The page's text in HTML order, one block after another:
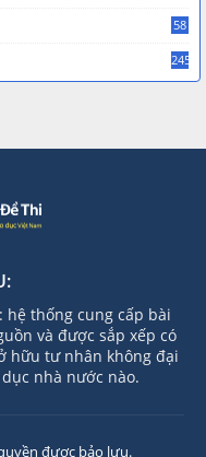
58
245
thống cung cấp bài
và được sắp xếp có
hữu tư nhân không đại
nhà nước nào.
được bảo lưu.